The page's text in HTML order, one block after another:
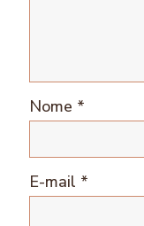
Nome *
E-mail *